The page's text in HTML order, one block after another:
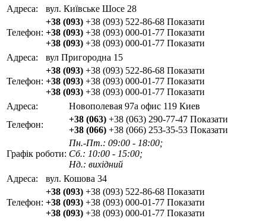
Адреса:
вул. Київське Шосе 28
Телефон:
+38 (093) +38 (093) 522-86-68 Показати
+38 (093) +38 (093) 000-01-77 Показати
+38 (093) +38 (093) 000-01-77 Показати
Адреса:
вул Пригородна 15
Телефон:
+38 (093) +38 (093) 522-86-68 Показати
+38 (093) +38 (093) 000-01-77 Показати
+38 (093) +38 (093) 000-01-77 Показати
Адреса:
Новополевая 97а офис 119 Киев
Телефон:
+38 (063) +38 (063) 290-77-47 Показати
+38 (066) +38 (066) 253-35-53 Показати
Графік роботи:
Пн.-Пт.: 09:00 - 18:00;
Сб.: 10:00 - 15:00;
Нд.: вихідний
Адреса:
вул. Кошова 34
Телефон:
+38 (093) +38 (093) 522-86-68 Показати
+38 (093) +38 (093) 000-01-77 Показати
+38 (093) +38 (093) 000-01-77 Показати